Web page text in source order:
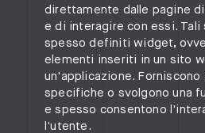
direttamente dalle pagine
e di interagire con essi. Tali
spesso definiti widget,
elementi inseriti in un sito
un'applicazione. Forniscono
specifiche o svolgono una
e spesso consentono
l'utente.